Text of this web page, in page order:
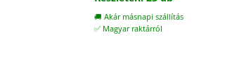
🚚 Akár másnapi szállítás
✅ Magyar raktárról